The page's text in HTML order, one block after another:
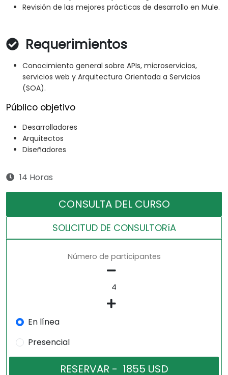
Revisión de las mejores prácticas de desarrollo en Mule.
Requerimientos
Conocimiento general sobre APIs, microservicios,
servicios web y Arquitectura Orientada a Servicios
(SOA).
Público objetivo
Desarrolladores
Arquitectos
Diseñadores
14 Horas
CONSULTA DEL CURSO
SOLICITUD DE CONSULTORíA
Número de participantes
En línea
Presencial